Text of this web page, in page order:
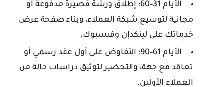
الأيام 31–60:
إطلاق ورشة قصيرة مدفوعة أو
مجانية لتوسيع شبكة العملاء، وبناء صفحة عرض
خدماتك على لينكدإن وفيسبوك.
الأيام 61–90:
التفاوض على أول عقد رسمي أو
تعاقد مع جهة، والتحضير لتوثيق دراسات حالة من
العملاء الأولين.